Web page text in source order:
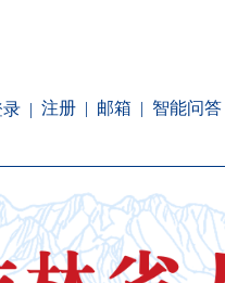
录 注册 邮箱 智能问答